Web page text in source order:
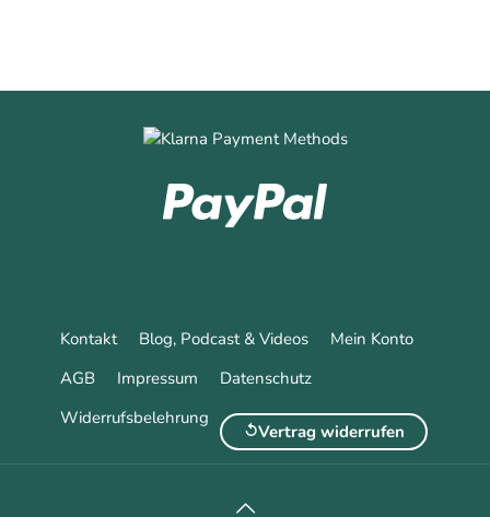
Kontakt Blog, Podcast & Videos
Mein Konto
AGB
Impressum
Datenschutz
Widerrufsbelehrung
Vertrag widerrufen